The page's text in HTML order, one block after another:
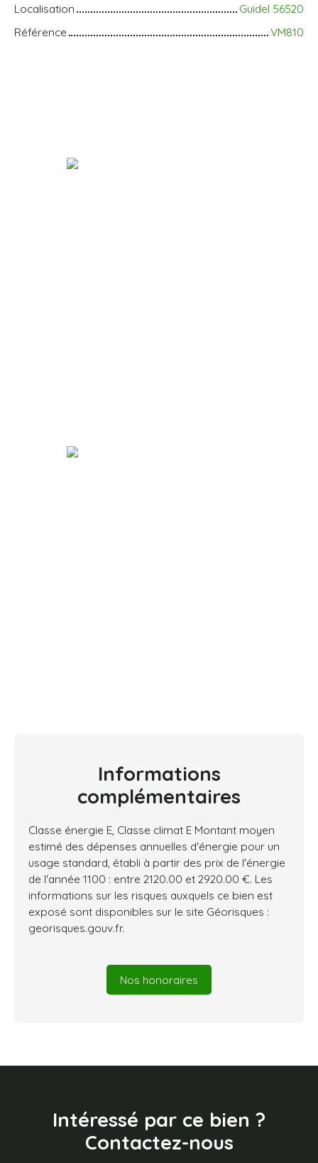
Localisation
Guidel 56520
Référence
VM810
Informations
complémentaires
Classe énergie E, Classe climat E Montant moyen
estimé des dépenses annuelles d'énergie pour un
usage standard, établi à partir des prix de l'énergie
de l'année 1100 : entre 2120.00 et 2920.00 €. Les
informations sur les risques auxquels ce bien est
exposé sont disponibles sur le site Géorisques :
georisques.gouv.fr.
Nos honoraires
Intéressé par ce bien ?
Contactez-nous